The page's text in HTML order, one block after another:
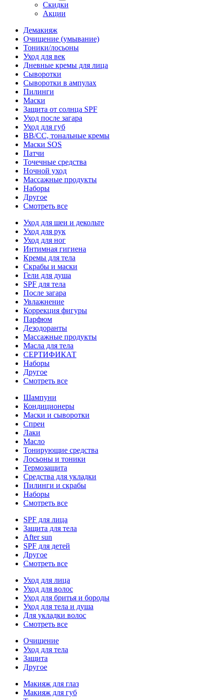
Скидки
Акции
Демакияж
Очищение (умывание)
Тоники/лосьоны
Уход для век
Дневные кремы для лица
Сыворотки
Сыворотки в ампулах
Пилинги
Маски
Защита от солнца SPF
Уход после загара
Уход для губ
BB/CC, тональные кремы
Маски SOS
Патчи
Точечные средства
Ночной уход
Массажные продукты
Наборы
Другое
Смотреть все
Уход для шеи и декольте
Уход для рук
Уход для ног
Интимная гигиена
Кремы для тела
Скрабы и маски
Гели для душа
SPF для тела
После загара
Увлажнение
Коррекция фигуры
Парфюм
Дезодоранты
Массажные продукты
Масла для тела
СЕРТИФИКАТ
Наборы
Другое
Смотреть все
Шампуни
Кондиционеры
Маски и сыворотки
Спреи
Лаки
Масло
Тонирующие средства
Лосьоны и тоники
Термозащита
Средства для укладки
Пилинги и скрабы
Наборы
Смотреть все
SPF для лица
Защита для тела
After sun
SPF для детей
Другое
Смотреть все
Уход для лица
Уход для волос
Уход для бритья и бороды
Уход для тела и душа
Для укладки волос
Смотреть все
Очищение
Уход для тела
Защита
Другое
Макияж для глаз
Макияж для губ